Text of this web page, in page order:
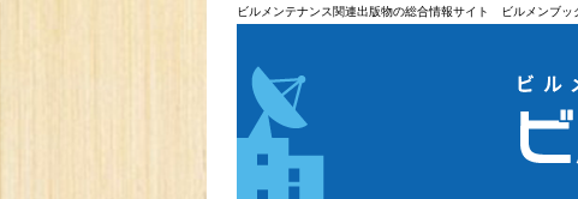
ビルメンテナンス関連出版物の総合情報サイト ビルメンブッ